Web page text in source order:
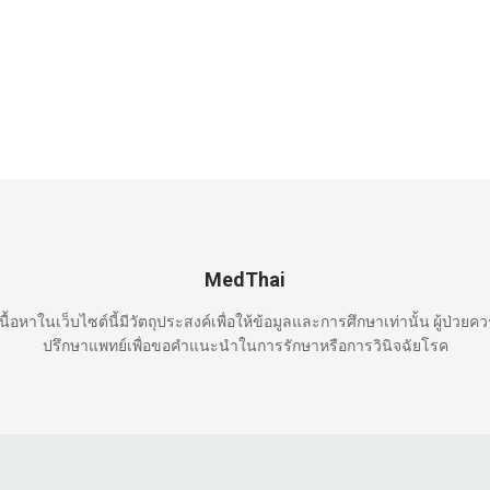
MedThai
อหาในเว็บไซต์นี้มีวัตถุประสงค์เพื่อให้ข้อมูลและการศึกษาเท่านั้น ผู้ป่วยค
ปรึกษาแพทย์เพื่อขอคำแนะนำในการรักษาหรือการวินิจฉัยโรค